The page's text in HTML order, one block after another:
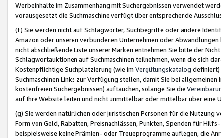
Werbeinhalte im Zusammenhang mit Suchergebnissen verwendet
vorausgesetzt die Suchmaschine verfügt über entsprechende
(f) Sie werden nicht auf Schlagwörter, Suchbegriffe oder andere
Amazon oder unseren verbundenen Unternehmen oder
nicht abschließende Liste unserer Marken entnehmen Sie bitte der
Schlagwortauktionen auf Suchmaschinen teilnehmen, wenn die sich
Kostenpflichtige Suchplatzierung (wie im Vergütungskatalog definiert)
Suchmaschinen Links zur Verfügung stellen, damit Sie bei
kostenfreien Suchergebnissen) auftauchen, solange Sie die
auf Ihre Website leiten und nicht unmittelbar oder mittelbar über eine
(g) Sie werden natürlichen oder juristischen Personen für die Nutzung
Form von Geld, Rabatten, Preisnachlässen, Punkten, Spenden für
beispielsweise keine Prämien- oder Treueprogramme auflegen, die